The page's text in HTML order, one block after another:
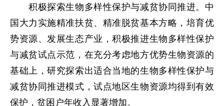
积极探索生物多样性保护与减贫协同推进。中
国大力实施精准扶贫、精准脱贫基本方略，培育优
势资源、发展生态产业，积极推进生物多样性保护
与减贫试点示范，在充分考虑地方优势生物资源的
基础上，研究探索出适合当地的生物多样性保护与
减贫协同推进模式，试点地区生物资源均得到有效
保护，贫困户年收入显著增加。